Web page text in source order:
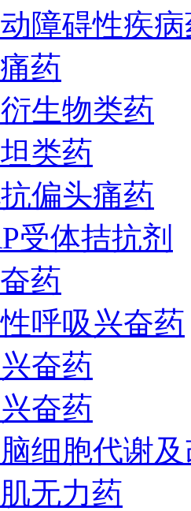
障碍性疾
药
生物类药
类药
偏头痛药
受体拮抗剂
药
呼吸兴奋药
奋药
奋药
细胞代谢
无力药